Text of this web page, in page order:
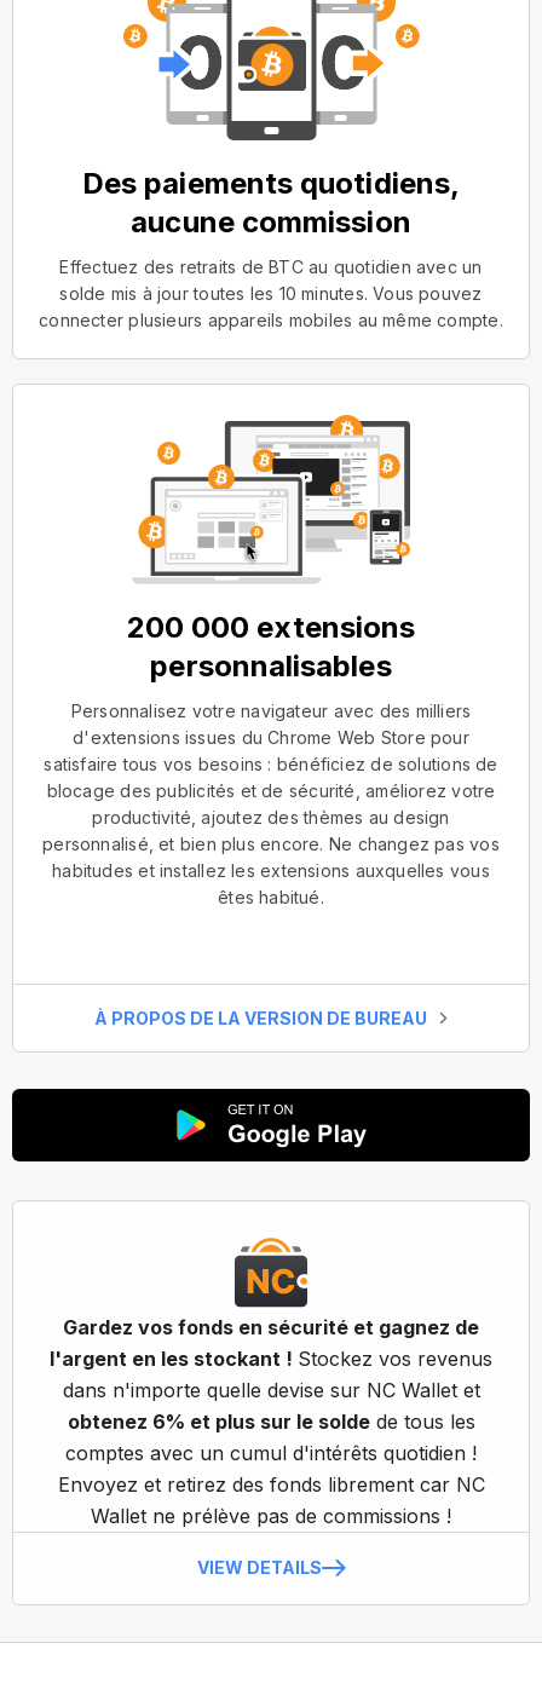
Des paiements quotidiens,
aucune commission
Effectuez des retraits de BTC au quotidien avec un
solde mis à jour toutes les 10 minutes. Vous pouvez
connecter plusieurs appareils mobiles au même compte.
200 000 extensions
personnalisables
Personnalisez votre navigateur avec des milliers
d'extensions issues du Chrome Web Store pour
satisfaire tous vos besoins : bénéficiez de solutions de
blocage des publicités et de sécurité, améliorez votre
productivité, ajoutez des thèmes au design
personnalisé, et bien plus encore. Ne changez pas vos
habitudes et installez les extensions auxquelles vous
êtes habitué.
À PROPOS DE LA VERSION DE BUREAU
Gardez vos fonds en sécurité et gagnez de
l'argent en les stockant ! Stockez vos revenus
dans n'importe quelle devise sur NC Wallet et
obtenez 6% et plus sur le soldede tous les
comptes avec un cumul d'intérêts quotidien !
Envoyez et retirez des fonds librement car NC
Wallet ne prélève pas de commissions !
VIEW DETAILS